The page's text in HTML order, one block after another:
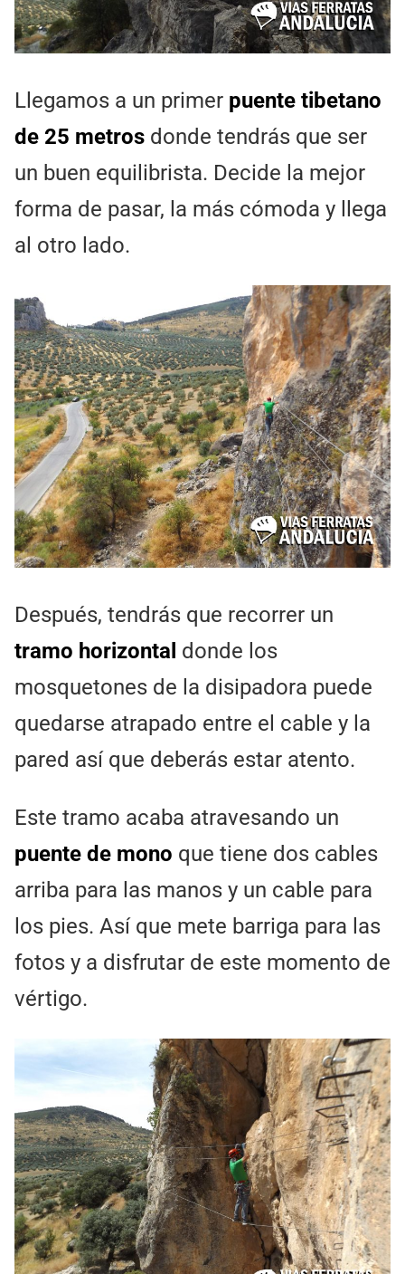
Llegamos a un primer puente tibetano
de 25 metros donde tendrás que ser
un buen equilibrista. Decide la mejor
forma de pasar, la más cómoda y llega
al otro lado.
Después, tendrás que recorrer un
tramo horizontal donde los
mosquetones de la disipadora puede
quedarse atrapado entre el cable y la
pared así que deberás estar atento.
Este tramo acaba atravesando un
puente de mono que tiene dos cables
arriba para las manos y un cable para
los pies. Así que mete barriga para las
fotos y a disfrutar de este momento de
vértigo.